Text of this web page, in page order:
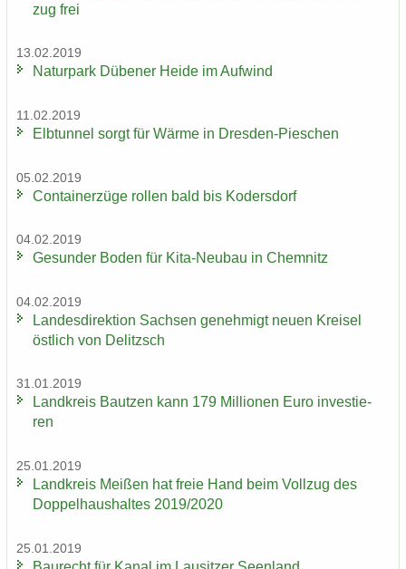
zug frei
13.02.2019
Na­tur­park Dü­be­ner Heide im Auf­wind
11.02.2019
Elb­tun­nel sorgt für Wärme in Dresden-​Pieschen
05.02.2019
Con­tai­ner­zü­ge rol­len bald bis Ko­ders­dorf
04.02.2019
Ge­sun­der Boden für Kita-​Neubau in Chem­nitz
04.02.2019
Lan­des­di­rek­ti­on Sach­sen ge­neh­migt neuen Krei­sel
öst­lich von De­litzsch
31.01.2019
Land­kreis Baut­zen kann 179 Mil­lio­nen Euro in­ves­tie­
ren
25.01.2019
Land­kreis Mei­ßen hat freie Hand beim Voll­zug des
Dop­pel­haus­hal­tes 2019/2020
25.01.2019